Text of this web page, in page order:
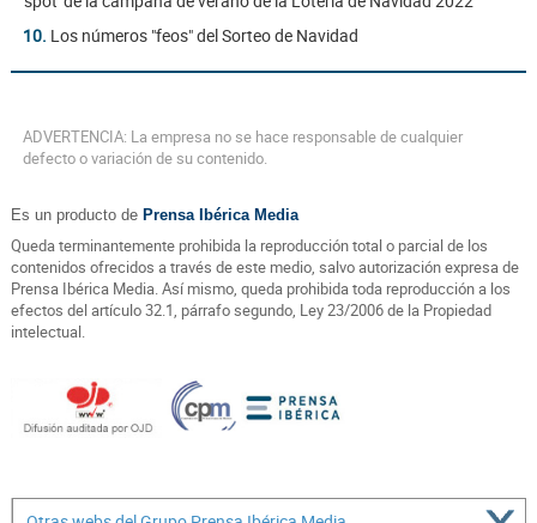
10. Los números "feos" del Sorteo de Navidad
ADVERTENCIA: La empresa no se hace responsable de cualquier
defecto o variación de su contenido.
Es un producto de Prensa Ibérica Media
Queda terminantemente prohibida la reproducción total o parcial de los
contenidos ofrecidos a través de este medio, salvo autorización expresa de
Prensa Ibérica Media. Así mismo, queda prohibida toda reproducción a los
efectos del artículo 32.1, párrafo segundo, Ley 23/2006 de la Propiedad
intelectual.